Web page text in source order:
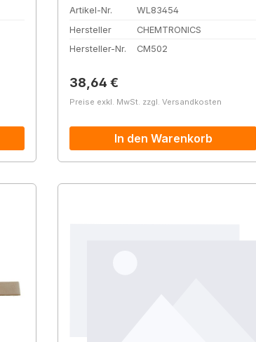
Artikel-Nr.
WL83454
Hersteller
CHEMTRONICS
Hersteller-Nr.
CM502
Regulärer Preis:
38,64 €
Preise exkl. MwSt. zzgl. Versandkosten
In den Warenkorb